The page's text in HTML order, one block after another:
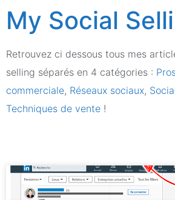
My Social
Retrouvez ci dessous tous mes
selling séparés en 4 catégories :
commerciale, Réseaux sociaux,
Techniques de vente !